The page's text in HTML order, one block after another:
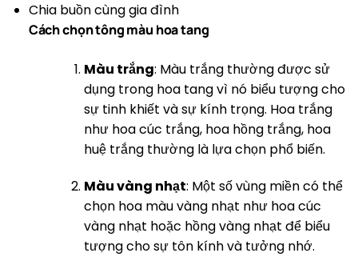
Chia buồn cùng gia đình
Cách chọn tông màu hoa tang
Màu trắng: Màu trắng thường được sử
dụng trong hoa tang vì nó biểu tượng cho
sự tinh khiết và sự kính trọng. Hoa trắng
như hoa cúc trắng, hoa hồng trắng, hoa
huệ trắng thường là lựa chọn phổ biến.
Màu vàng nhạt: Một số vùng miền có thể
chọn hoa màu vàng nhạt như hoa cúc
vàng nhạt hoặc hồng vàng nhạt để biểu
tượng cho sự tôn kính và tưởng nhớ.